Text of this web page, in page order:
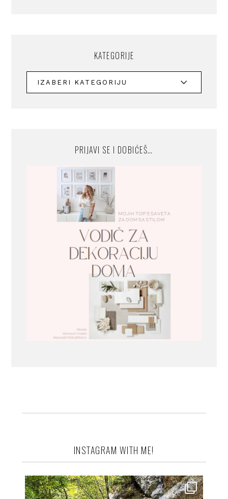
KATEGORIJE
PRIJAVI SE I DOBIĆEŠ…
INSTAGRAM WITH ME!